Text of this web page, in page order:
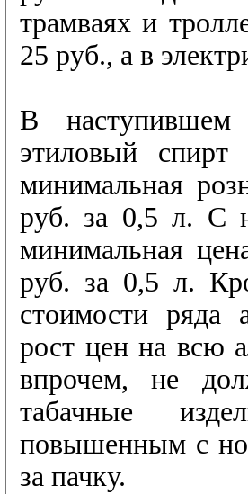
трамваях и
25 руб., а в
В наступившем
этиловый
минимальная
руб. за 0,5 л. С
минимальная
руб. за 0,5 л.
стоимости ряда
рост цен на всю
впрочем, не
табачные
повышенным с
за пачку.